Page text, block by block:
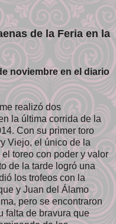
de la Feria en la
noviembre en el diario
realizó dos
la última corrida de la
Con su primer toro
Viejo, el único de la
toreo con poder y valor
de la tarde logró una
los trofeos con la
y Juan del Álamo
pero se encontraron
falta de bravura que